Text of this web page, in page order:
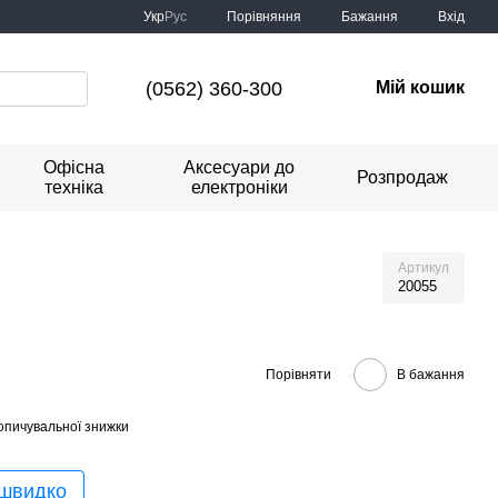
УкрРус Порівняння Бажання Вхід
(0562) 360-300 Мій кошик
Офісна
техніка
Аксесуари до
електроніки
Розпродаж
Артикул
20055
Порівняти В бажання
знижки